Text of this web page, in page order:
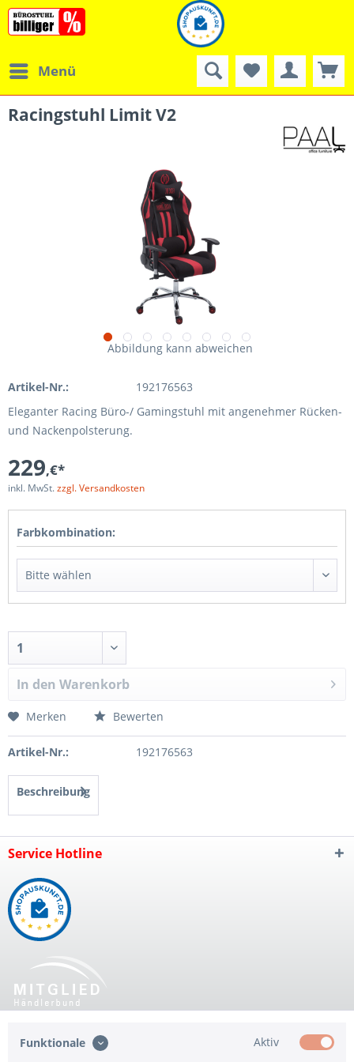
Menü
Racingstuhl Limit V2
Abbildung kann abweichen
Artikel-Nr.:
192176563
Eleganter Racing Büro-/ Gamingstuhl mit angenehmer Rücken-
und Nackenpolsterung.
229,€*
inkl. MwSt.zzgl. Versandkosten
Farbkombination:
In den Warenkorb
Merken Bewerten
Artikel-Nr.: 192176563
Beschreibung
Service Hotline
Funktionale Aktiv